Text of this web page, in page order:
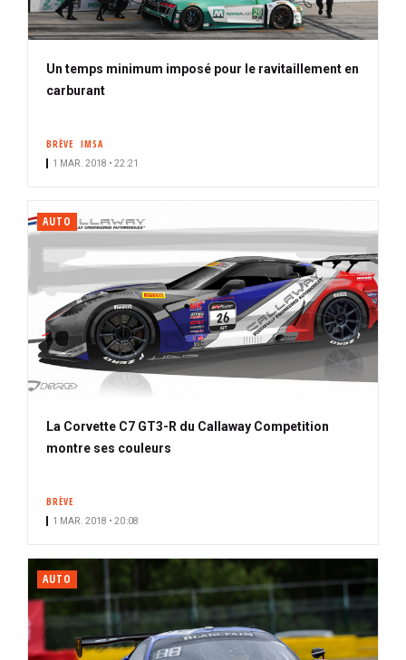
Un temps minimum imposé pour le ravitaillement en
carburant
BRÈVE IMSA
1 MAR. 2018 • 22:21
AUTO
La Corvette C7 GT3-R du Callaway Competition
montre ses couleurs
BRÈVE
1 MAR. 2018 • 20:08
AUTO